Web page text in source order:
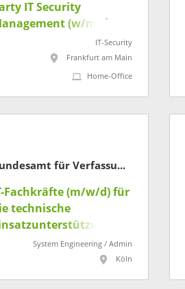
IT Security
(w/m/d)
IT-Security
Frankfurt am Main
Home-Office
Bundesamt für Verfassungsschutz
Fachkräfte (m/w/d) für
technische
System Engineering / Admin
Köln